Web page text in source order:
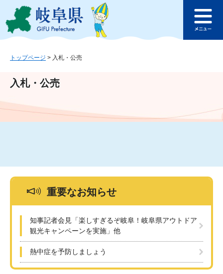
ジ
ュ
文
このページの本文へ
ュ
トップページ > 入札・公売
入札・公売
重要なお知らせ
知事記者会見「楽しすぎるぞ岐阜！岐阜県アウトドア
観光キャンペーンを実施」他
熱中症を予防しましょう